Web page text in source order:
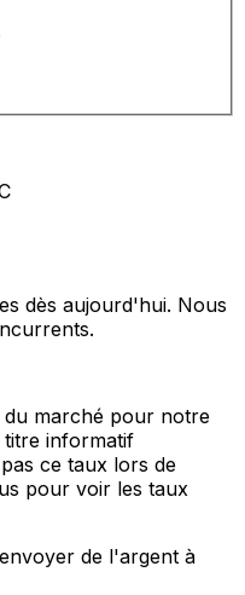
dès aujourd'hui. Nous
marché pour notre
titre informatif
ce taux lors de
pour voir les taux
de l'argent à